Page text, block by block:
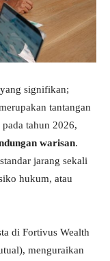
signifikan;
tantangan
tahun 2026,
warisan.
jarang sekali
hukum, atau
di Fortivus Wealth
menguraikan